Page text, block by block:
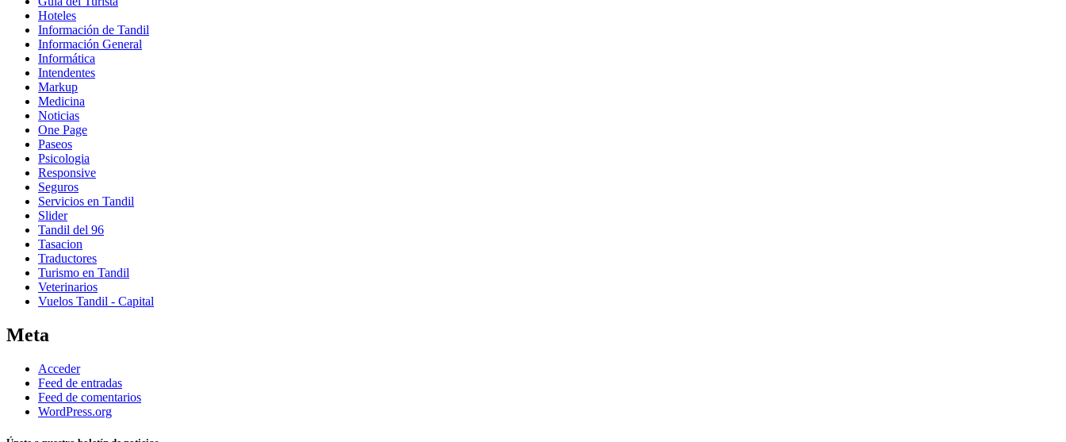
Hoteles
Información de Tandil
Información General
Informática
Intendentes
Markup
Medicina
Noticias
One Page
Paseos
Psicologia
Responsive
Seguros
Servicios en Tandil
Slider
Tandil del 96
Tasacion
Traductores
Turismo en Tandil
Veterinarios
Vuelos Tandil - Capital
Meta
Acceder
Feed de entradas
Feed de comentarios
WordPress.org